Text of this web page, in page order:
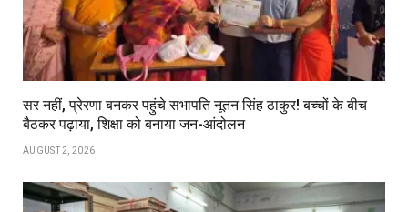
सर नहीं, प्रेरणा बनकर पहुंचे सभापति नूतन सिंह ठाकुर! बच्चों के बीच
बैठकर पढ़ाया, शिक्षा को बनाया जन-आंदोलन
AUGUST 2, 2026